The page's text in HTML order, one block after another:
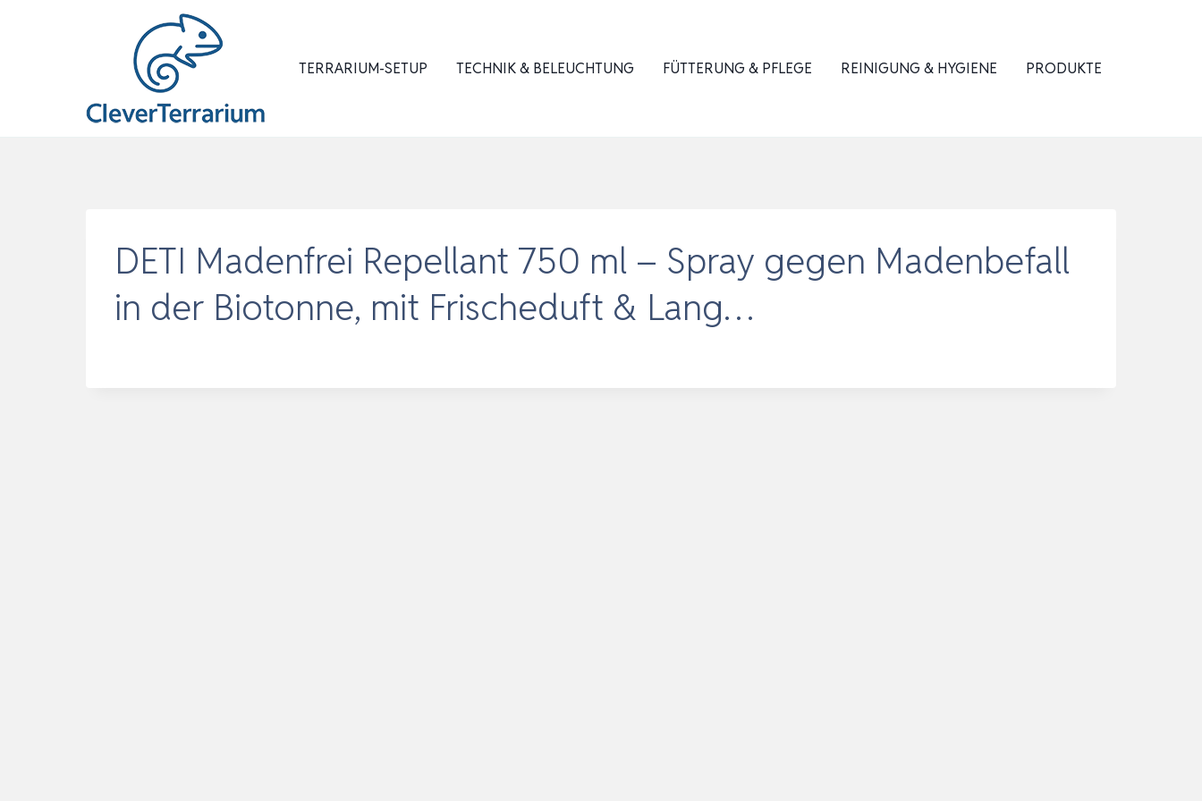
TERRARIUM-SETUP TECHNIK & BELEUCHTUNG FÜTTERUNG & PFLEGE REINIGUNG & HYGIENE PRODUKTE
DETI Madenfrei Repellant 750 ml – Spray gegen Madenbefall
in der Biotonne, mit Frischeduft & Lang…